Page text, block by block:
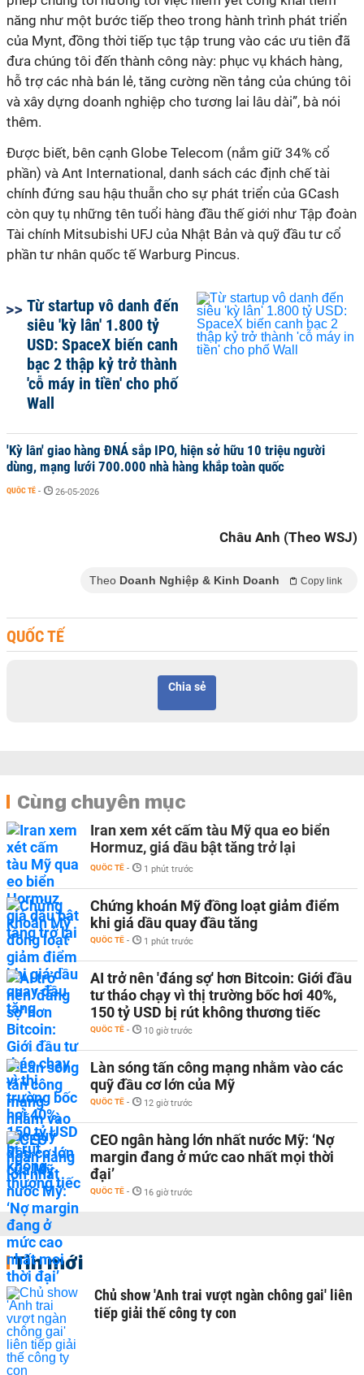
năng như một bước tiếp theo trong hành trình phát triển
của Mynt, đồng thời tiếp tục tập trung vào các ưu tiên đã
đưa chúng tôi đến thành công này: phục vụ khách hàng,
hỗ trợ các nhà bán lẻ, tăng cường nền tảng của chúng tôi
và xây dựng doanh nghiệp cho tương lai lâu dài”, bà nói
thêm.
‍Được biết, bên cạnh Globe Telecom (nắm giữ 34% cổ
phần) và Ant International, danh sách các định chế tài
chính đứng sau hậu thuẫn cho sự phát triển của GCash
còn quy tụ những tên tuổi hàng đầu thế giới như Tập đoàn
Tài chính Mitsubishi UFJ của Nhật Bản và quỹ đầu tư cổ
phần tư nhân quốc tế Warburg Pincus.
Từ startup vô danh đến
siêu 'kỳ lân' 1.800 tỷ
USD: SpaceX biến canh
bạc 2 thập kỷ trở thành
'cỗ máy in tiền' cho phố
Wall
'Kỳ lân' giao hàng ĐNÁ sắp IPO, hiện sở hữu 10 triệu người
dùng, mạng lưới 700.000 nhà hàng khắp toàn quốc
QUỐC TẾ - 26-05-2026
Châu Anh (Theo WSJ)
Theo Doanh Nghiệp & Kinh Doanh Copy link
QUỐC TẾ
Chia sẻ
Cùng chuyên mục
Iran xem xét cấm tàu Mỹ qua eo biển
Hormuz, giá dầu bật tăng trở lại
QUỐC TẾ - 1 phút trước
Chứng khoán Mỹ đồng loạt giảm điểm
khi giá dầu quay đầu tăng
QUỐC TẾ - 1 phút trước
AI trở nên 'đáng sợ' hơn Bitcoin: Giới đầu
tư tháo chạy vì thị trường bốc hơi 40%,
150 tỷ USD bị rút không thương tiếc
QUỐC TẾ - 10 giờ trước
Làn sóng tấn công mạng nhằm vào các
quỹ đầu cơ lớn của Mỹ
QUỐC TẾ - 12 giờ trước
CEO ngân hàng lớn nhất nước Mỹ: ‘Nợ
margin đang ở mức cao nhất mọi thời
đại’
QUỐC TẾ - 16 giờ trước
Tin mới
Chủ show 'Anh trai vượt ngàn chông gai' liên
tiếp giải thế công ty con